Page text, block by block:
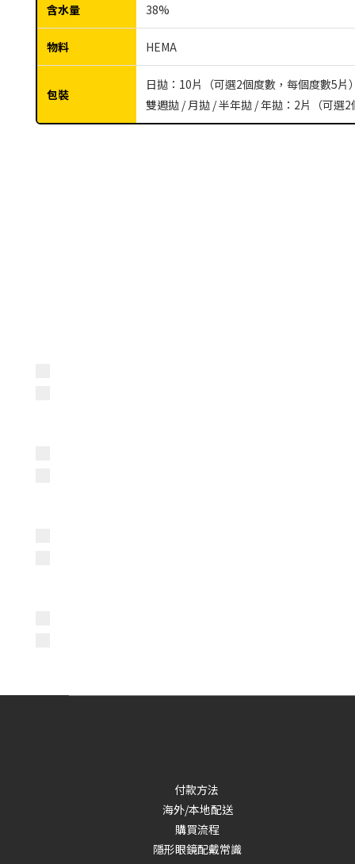
含水量 38%
物料 HEMA
包裝
日拋：10片（可選2個度數，每個度數5片
雙週拋 / 月拋 / 半年拋 / 年拋：2片（可選
付款方法
海外/本地配送
購買流程
隱形眼鏡配戴常識